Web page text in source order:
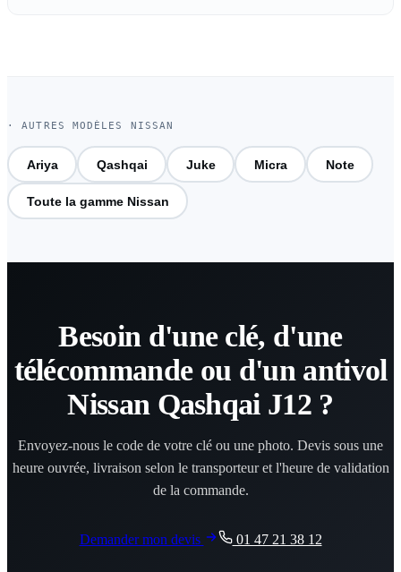
· AUTRES MODÈLES NISSAN
Ariya Qashqai Juke Micra Note
Toute la gamme Nissan
Besoin d'une clé, d'une
télécommande ou d'un antivol
Nissan Qashqai J12 ?
Envoyez-nous le code de votre clé ou une photo. Devis sous une
heure ouvrée, livraison selon le transporteur et l'heure de validation
de la commande.
Demander mon devis 01 47 21 38 12